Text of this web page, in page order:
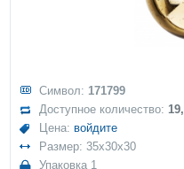
Символ: 171799
Доступное количество:19,
Цена: войдите
Размер: 35x30x30
Упаковка 1